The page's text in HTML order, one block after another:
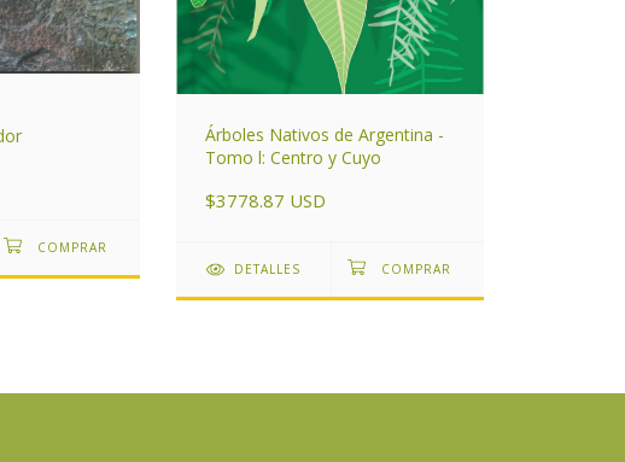
Árboles Nativos de Argentina -
Tomo l: Centro y Cuyo
$3778.87 USD
DETALLES